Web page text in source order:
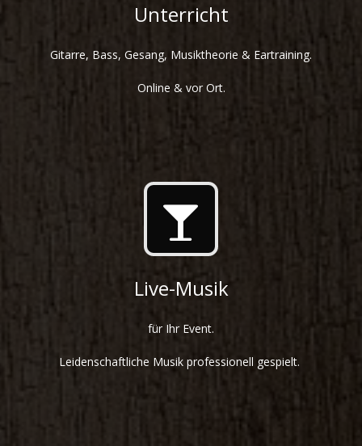
Unterricht
Gitarre, Bass, Gesang, Musiktheorie & Eartraining.
Online & vor Ort.
Live-Musik
für Ihr Event.
Leidenschaftliche Musik professionell gespielt.